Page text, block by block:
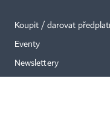
Koupit / darovat
Eventy
Newslettery